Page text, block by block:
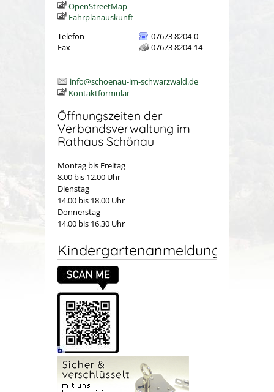
OpenStreetMap
Fahrplanauskunft
Telefon
07673 8204-0
Fax
07673 8204-14
info@schoenau-im-schwarzwald.de
Kontaktformular
Öffnungszeiten der
Verbandsverwaltung im
Rathaus Schönau
Montag bis Freitag
8.00 bis 12.00 Uhr
Dienstag
14.00 bis 18.00 Uhr
Donnerstag
14.00 bis 16.30 Uhr
Kindergartenanmeldung